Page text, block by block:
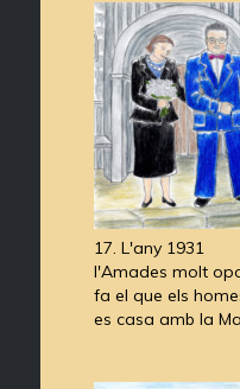
17. L'any 1931
l'Amades molt
fa el que els
es casa amb la